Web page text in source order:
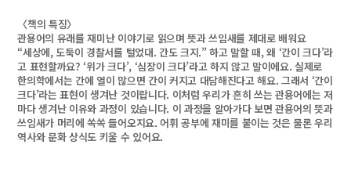
〈책의 특징〉
관용어의 유래를 재미난 이야기로 읽으며 뜻과 쓰임새를 제대로 배워요
“세상에, 도둑이 경찰서를 털었대. 간도 크지.” 하고 말할 때, 왜 ‘간이 크다’라
고 표현할까요? ‘위가 크다’, ‘심장이 크다’라고 하지 않고 말이에요. 실제로
한의학에서는 간에 열이 많으면 간이 커지고 대담해진다고 해요. 그래서 ‘간이
크다’라는 표현이 생겨난 것이랍니다. 이처럼 우리가 흔히 쓰는 관용어에는 저
마다 생겨난 이유와 과정이 있습니다. 이 과정을 알아가다 보면 관용어의 뜻과
쓰임새가 머리에 쏙쏙 들어오지요. 어휘 공부에 재미를 붙이는 것은 물론 우리
역사와 문화 상식도 키울 수 있어요.